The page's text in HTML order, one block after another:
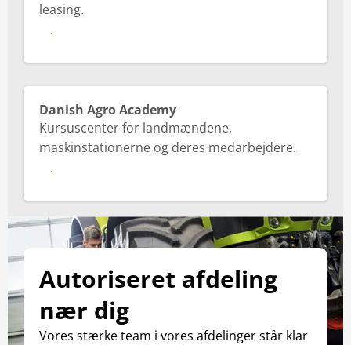
leasing.
Se mere
Danish Agro Academy
Kursuscenter for landmændene,
maskinstationerne og deres medarbejdere.
Se mere
Autoriseret afdeling
nær dig
Vores stærke team i vores afdelinger står klar